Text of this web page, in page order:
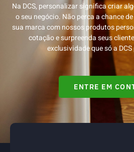
Na DCS, personalizar significa criar
o seu negócio. Não perca a chance
sua marca com nossos produtos
cotação e surpreenda seus
exclusividade que só a
ENTRE EM